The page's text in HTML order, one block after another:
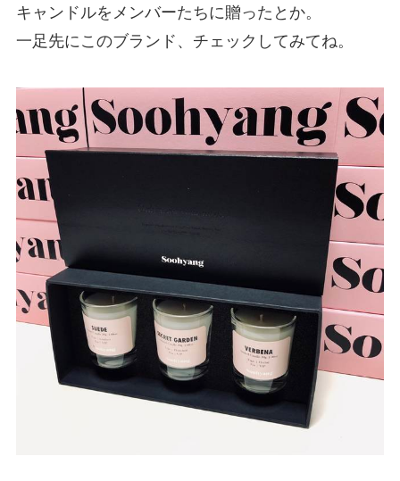
キャンドルをメンバーたちに贈ったとか。
一足先にこのブランド、チェックしてみてね。